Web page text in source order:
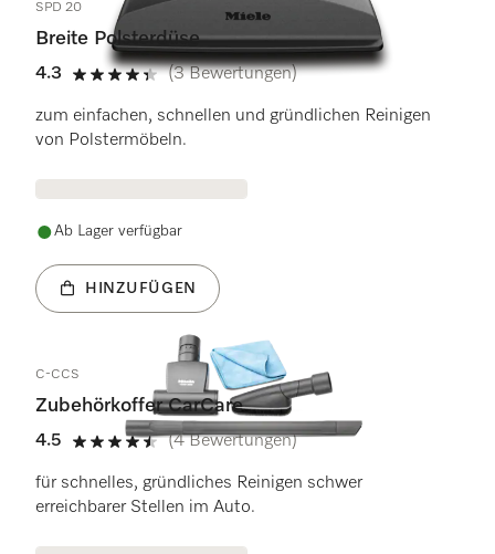
SPD 20
Breite Polsterdüse
4.3
4.3 Sterne von 5
(3 Bewertungen)
zum einfachen, schnellen und gründlichen Reinigen
von Polstermöbeln.
Ab Lager verfügbar
HINZUFÜGEN
C-CCS
Zubehörkoffer CarCare
4.5
4.5 Sterne von 5
(4 Bewertungen)
für schnelles, gründliches Reinigen schwer
erreichbarer Stellen im Auto.